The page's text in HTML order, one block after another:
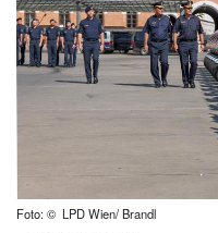
Foto: © LPD Wien/ Brandl